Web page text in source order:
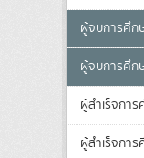
ผู้จบการศึก
ผู้จบการศึก
ผู้สำเร็จกา
ผู้สำเร็จการ